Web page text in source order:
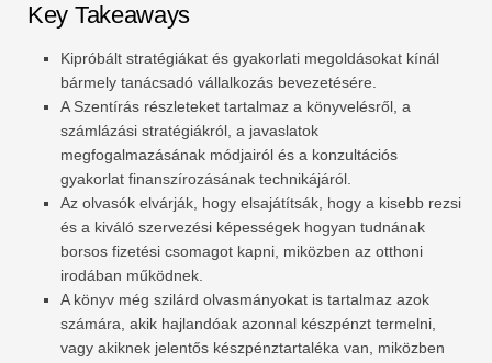
Key Takeaways
Kipróbált stratégiákat és gyakorlati megoldásokat kínál
bármely tanácsadó vállalkozás bevezetésére.
A Szentírás részleteket tartalmaz a könyvelésről, a
számlázási stratégiákról, a javaslatok
megfogalmazásának módjairól és a konzultációs
gyakorlat finanszírozásának technikájáról.
Az olvasók elvárják, hogy elsajátítsák, hogy a kisebb rezsi
és a kiváló szervezési képességek hogyan tudnának
borsos fizetési csomagot kapni, miközben az otthoni
irodában működnek.
A könyv még szilárd olvasmányokat is tartalmaz azok
számára, akik hajlandóak azonnal készpénzt termelni,
vagy akiknek jelentős készpénztartaléka van, miközben